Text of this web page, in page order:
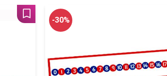
Lägg till i favoriter
30%